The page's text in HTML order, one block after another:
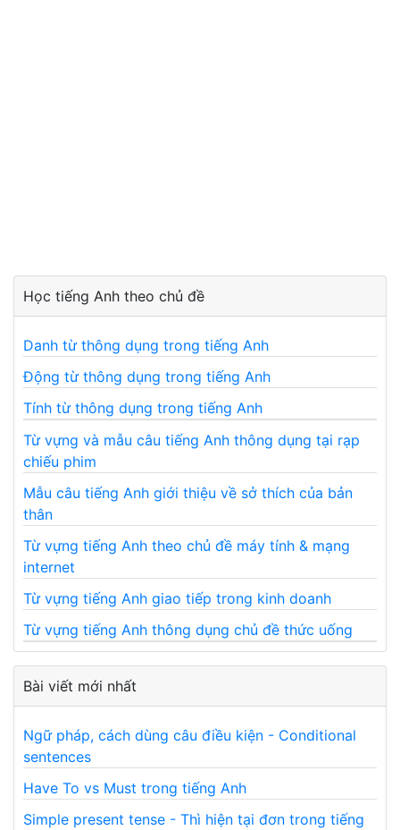
Học tiếng Anh theo chủ đề
Danh từ thông dụng trong tiếng Anh
Động từ thông dụng trong tiếng Anh
Tính từ thông dụng trong tiếng Anh
Từ vựng và mẫu câu tiếng Anh thông dụng tại rạp
chiếu phim
Mẫu câu tiếng Anh giới thiệu về sở thích của bản
thân
Từ vựng tiếng Anh theo chủ đề máy tính & mạng
internet
Từ vựng tiếng Anh giao tiếp trong kinh doanh
Từ vựng tiếng Anh thông dụng chủ đề thức uống
Bài viết mới nhất
Ngữ pháp, cách dùng câu điều kiện - Conditional
sentences
Have To vs Must trong tiếng Anh
Simple present tense - Thì hiện tại đơn trong tiếng